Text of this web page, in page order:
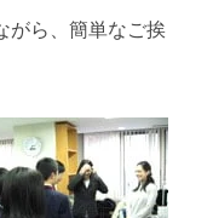
がら、簡単なご挨